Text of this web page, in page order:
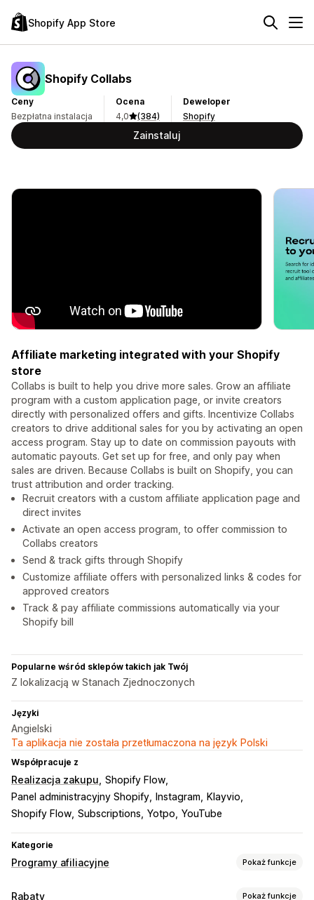
Shopify App Store
Shopify Collabs
Ceny
Bezpłatna instalacja
Ocena
4,0
(384)
Deweloper
Shopify
Zainstaluj
Affiliate marketing integrated with your Shopify
store
Collabs is built to help you drive more sales. Grow an affiliate
program with a custom application page, or invite creators
directly with personalized offers and gifts. Incentivize Collabs
creators to drive additional sales for you by activating an open
access program. Stay up to date on commission payouts with
automatic payouts. Get set up for free, and only pay when
sales are driven. Because Collabs is built on Shopify, you can
trust attribution and order tracking.
Recruit creators with a custom affiliate application page and
direct invites
Activate an open access program, to offer commission to
Collabs creators
Send & track gifts through Shopify
Customize affiliate offers with personalized links & codes for
approved creators
Track & pay affiliate commissions automatically via your
Shopify bill
Popularne wśród sklepów takich jak Twój
Z lokalizacją w Stanach Zjednoczonych
Języki
Angielski
Ta aplikacja nie została przetłumaczona na język Polski
Współpracuje z
Realizacja zakupu Shopify Flow
Panel administracyjny Shopify
Instagram
Klayvio
Shopify Flow Subscriptions Yotpo YouTube
Kategorie
Programy afiliacyjne Pokaż funkcje
Opcje prowizji
Rabaty Pokaż funkcje